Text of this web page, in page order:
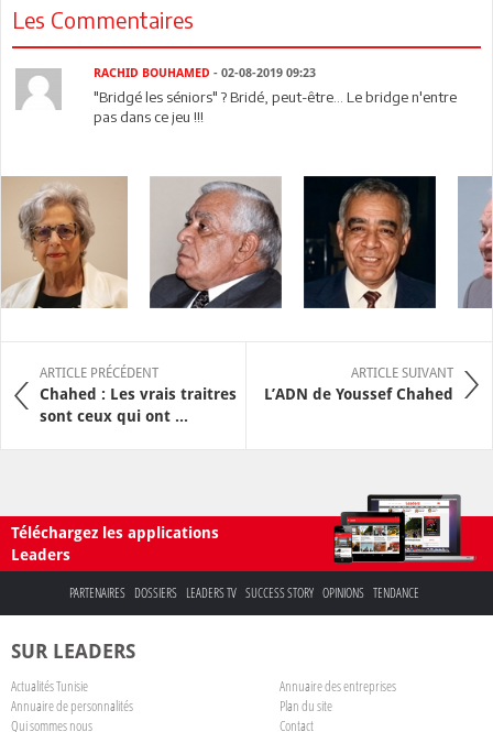
Les Commentaires
RACHID BOUHAMED - 02-08-2019 09:23
"Bridgé les séniors" ? Bridé, peut-être... Le bridge n'entre
pas dans ce jeu !!!
ARTICLE PRÉCÉDENT
Chahed : Les vrais traitres
sont ceux qui ont ...
ARTICLE SUIVANT
L’ADN de Youssef Chahed
Téléchargez les applications
Leaders
PARTENAIRES DOSSIERS LEADERS TV SUCCESS STORY OPINIONS TENDANCE
SUR LEADERS
Actualités Tunisie
Annuaire des entreprises
Annuaire de personnalités
Plan du site
Qui sommes nous
Contact